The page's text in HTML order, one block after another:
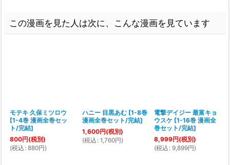
この漫画を見た人は次に、こんな漫画を見ています
モテキ 久保ミツロウ
[1-4巻 漫画全巻セッ
ト/完結]
800円(税別)
(税込 : 880円)
ハニー 目黒あむ [1-8巻
漫画全巻セット/完結]
1,600円(税別)
(税込 : 1,760円)
電撃デイジー 最富キョ
ウスケ [1-16巻 漫画全
巻セット/完結]
8,999円(税別)
(税込 : 9,899円)